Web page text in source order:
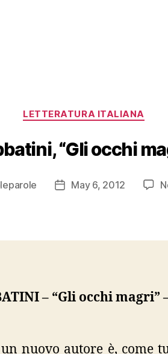
Categories
LETTERATURA ITALIANA
“Gli occhi
PostMay 6, 2012
– “Gli occhi
nuovo autore è, come